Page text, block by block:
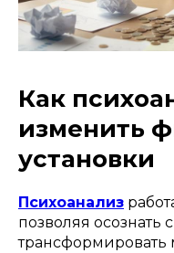
Как
изменить
установки
Психоанализ
позволяя осознать